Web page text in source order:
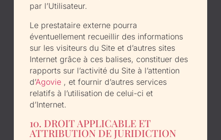
par l’Utilisateur.
Le prestataire externe pourra
éventuellement recueillir des informations
sur les visiteurs du Site et d’autres sites
Internet grâce à ces balises, constituer des
rapports sur l’activité du Site à l’attention
d’Agovie , et fournir d’autres services
relatifs à l’utilisation de celui-ci et
d’Internet.
10. DROIT APPLICABLE ET
ATTRIBUTION DE JURIDICTION